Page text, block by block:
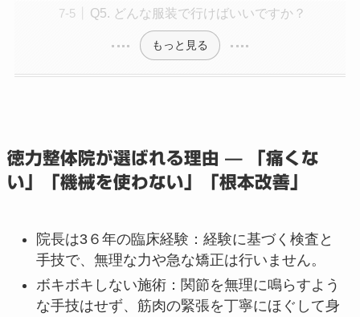
Q5. どんな服装で行けばいいですか？
もっと見る
徳力整体院が選ばれる理由 — 「痛くな
い」「機械を使わない」「根本改善」
院長は3６年の臨床経験：経験に基づく検査と
手技で、無理な力や急な矯正は行いません。
ボキボキしない施術：関節を無理に鳴らすよう
な手技はせず、筋肉の緊張を丁寧にほぐして身